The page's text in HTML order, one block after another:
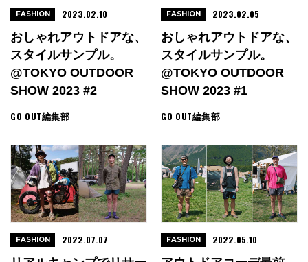
おしゃれアウトドアな、
スタイルサンプル。
@TOKYO OUTDOOR
SHOW 2023 #2
GO OUT編集部
FASHION 2023.02.10
おしゃれアウトドアな、
スタイルサンプル。
@TOKYO OUTDOOR
SHOW 2023 #1
GO OUT編集部
FASHION 2023.02.05
FASHION 2022.07.07 FASHION 2022.05.10